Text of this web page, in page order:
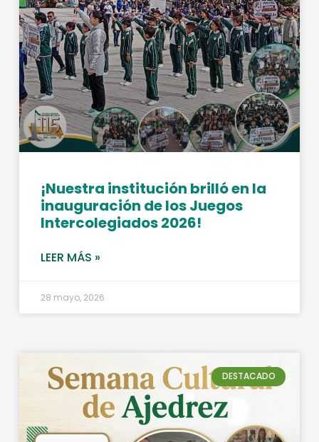
¡Nuestra institución brilló en la
inauguración de los Juegos
Intercolegiados 2026!
LEER MÁS »
28 mayo, 2026
DESTACADO